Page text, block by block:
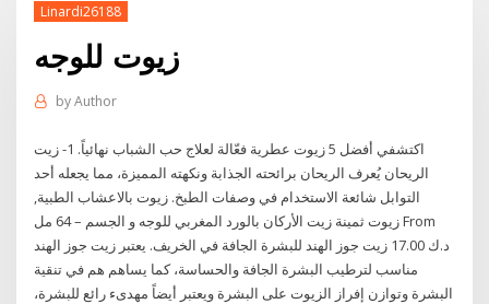
Linardi26188
زيوت للوجه
byAuthor
اكتشفي أفضل 5 زيوت عطرية فعّالة لعلاج حب الشباب نهائياً. 1- زيت
الريحان يُعرف الريحان برائحته الجذابة ونكهته المميزة، مما يجعله أحد
التوابل شائعة الاستخدام في وصفات الطبخ. زيوت بالاعشاب الطبية,
زيوت ثمينة زيت الأركان بالورد المغربي للوجه و الجسم – 64 مل From
د.ك 17.00 زيت جوز الهند للبشرة الجافة في الخريف. يعتبر زيت جوز الهند
مناسب لترطيب البشرة الجافة والحساسة، كما يساهم هم في تنقية
البشرة وتوازن إفراز الزيوت على البشرة ويعتبر أيضاً مهدىء رائع للبشرة،